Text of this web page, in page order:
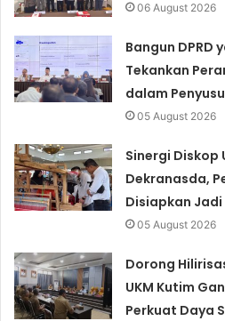
06 August 2026
Bangun DPRD
Tekankan
dalam
05 August 2026
Sinergi Diskop
Dekranasda,
Disiapkan Jadi
05 August 2026
Dorong
UKM Kutim
Perkuat Daya